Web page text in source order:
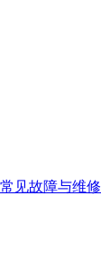
见故障与维修